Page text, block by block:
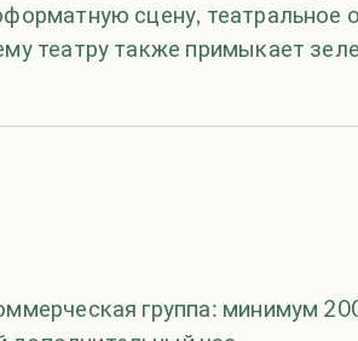
сцену, театральное
театру также примыкает
группа: минимум